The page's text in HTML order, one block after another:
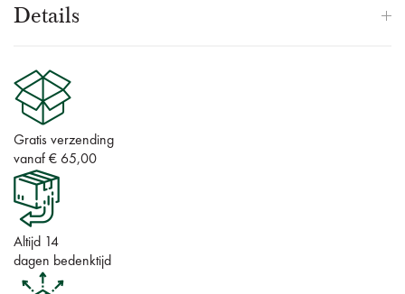
Details
Gratis verzending
vanaf € 65,00
Altijd 14
dagen bedenktijd